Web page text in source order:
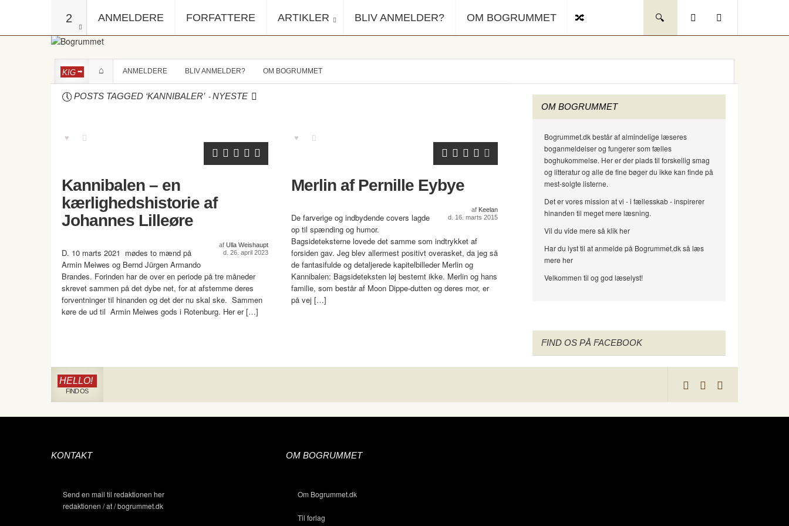
2 ANMELDERE FORFATTERE ARTIKLER BLIV ANMELDER? OM BOGRUMMET
KIG ANMELDERE BLIV ANMELDER? OM BOGRUMMET
POSTS TAGGED ‘KANNIBALER’ -NYESTE
Kannibalen – en
kærlighedshistorie af
Johannes Lilleøre
af Ulla Weishaupt
d. 26. april 2023
D. 10 marts 2021 mødes to mænd på
Armin Meiwes og Bernd Jürgen Armando
Brandes. Forinden har de over en periode på tre måneder
skrevet sammen på det dybe net, for at afstemme deres
forventninger til hinanden og det der nu skal ske. Sammen
køre de ud til Armin Meiwes gods i Rotenburg. Her er […]
Merlin af Pernille Eybye
af Keelan
d. 16. marts 2015
De farverige og indbydende covers lagde
op til spænding og humor.
Bagsideteksterne lovede det samme som indtrykket af
forsiden gav. Jeg blev allermest positivt overasket, da jeg så
de fantasifulde og detaljerede kapitelbilleder Merlin og
Kannibalen: Bagsideteksten løj bestemt ikke. Merlin og hans
familie, som består af Moon Dippe-dutten og deres mor, er
på vej […]
OM BOGRUMMET
Bogrummet.dk består af almindelige læseres
boganmeldelser og fungerer som fælles
boghukommelse. Her er der plads til forskellig smag
og litteratur og alle de fine bøger du ikke kan finde på
mest-solgte listerne.
Det er vores mission at vi - i fællesskab - inspirerer
hinanden til meget mere læsning.
Vil du vide mere så klik her
Har du lyst til at anmelde på Bogrummet.dk så læs
mere her
Velkommen til og god læselyst!
FIND OS PÅ FACEBOOK
HELLO!
FIND OS
KONTAKT
Send en mail til redaktionen her
redaktionen / at / bogrummet.dk
OM BOGRUMMET
Om Bogrummet.dk
Til forlag